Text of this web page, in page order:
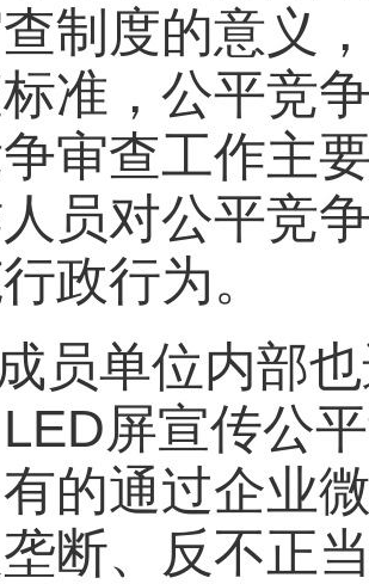
制度的意义
准，公平竞
审查工作主
员对公平竞
政行为。
员单位内部
屏宣传公
的通过企业
断、反不正